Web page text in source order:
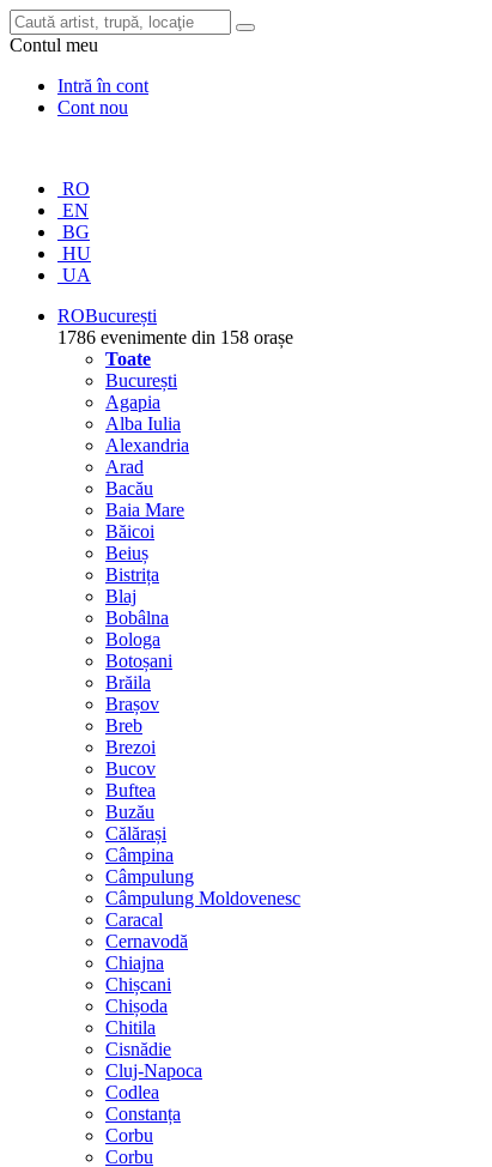
Contul meu
Intră în cont
Cont nou
RO
EN
BG
HU
UA
ROBucurești
1786 evenimente din 158 orașe
Toate
București
Agapia
Alba Iulia
Alexandria
Arad
Bacău
Baia Mare
Băicoi
Beiuș
Bistrița
Blaj
Bobâlna
Bologa
Botoșani
Brăila
Brașov
Breb
Brezoi
Bucov
Buftea
Buzău
Călărași
Câmpina
Câmpulung
Câmpulung Moldovenesc
Caracal
Cernavodă
Chiajna
Chișcani
Chișoda
Chitila
Cisnădie
Cluj-Napoca
Codlea
Constanța
Corbu
Corbu